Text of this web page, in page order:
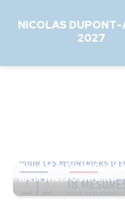
NICOLAS DUPONT-
2027
Pour un référendum
meurtriers d’enfants